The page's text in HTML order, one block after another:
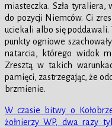
miasteczka. Szła tyraliera,
do pozycji Niemców. Ci
uciekali albo się poddawali.
punkty ogniowe
natarcia, którego widok
Zresztą w takich
pamięci, zastrzegając, że
brzmienie.
W czasie bitwy o
żołnierzy WP, dwa razy